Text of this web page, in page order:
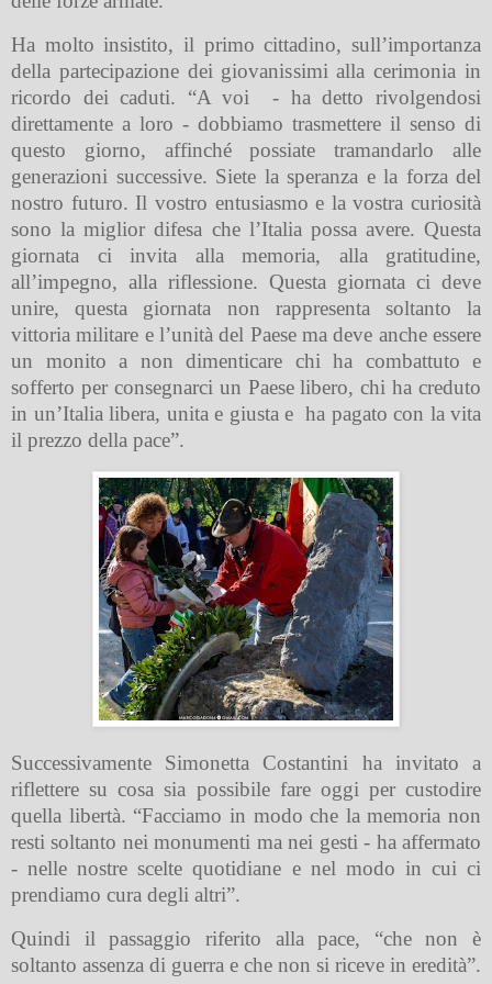
Ha molto insistito, il primo cittadino, sull’importanza
della partecipazione dei giovanissimi alla cerimonia in
ricordo dei caduti. “A voi
- ha detto rivolgendosi
direttamente a loro - dobbiamo trasmettere il senso di
questo giorno, affinché possiate tramandarlo alle
generazioni successive. Siete la speranza e la forza del
nostro futuro. Il vostro entusiasmo e la vostra curiosità
sono la miglior difesa che l’Italia possa avere. Questa
giornata ci invita alla memoria, alla gratitudine,
all’impegno, alla riflessione. Questa giornata ci deve
unire, questa giornata non rappresenta soltanto la
vittoria militare e l’unità del Paese ma deve anche essere
un monito a non dimenticare chi ha combattuto e
sofferto per consegnarci un Paese libero, chi ha creduto
in un’Italia libera, unita e giusta e ha pagato con la vita
il prezzo della pace”.
Successivamente Simonetta Costantini ha invitato a
riflettere su cosa sia possibile fare oggi per custodire
quella libertà. “Facciamo in modo che la memoria non
resti soltanto nei monumenti ma nei gesti - ha affermato
- nelle nostre scelte quotidiane e nel modo in cui ci
prendiamo cura degli altri”.
Quindi il passaggio riferito alla pace, “che non è
soltanto assenza di guerra e che non si riceve in eredità”.